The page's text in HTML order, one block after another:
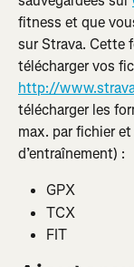
fitness et que
sur Strava. Cette
télécharger vos
http://
télécharger les
max. par fichier
d’entraînement) :
GPX
TCX
FIT